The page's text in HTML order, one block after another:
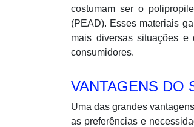
costumam ser o
(PEAD). Esses materiais
mais diversas situações
consumidores.
VANTAGENS DO
Uma das grandes
as preferências e